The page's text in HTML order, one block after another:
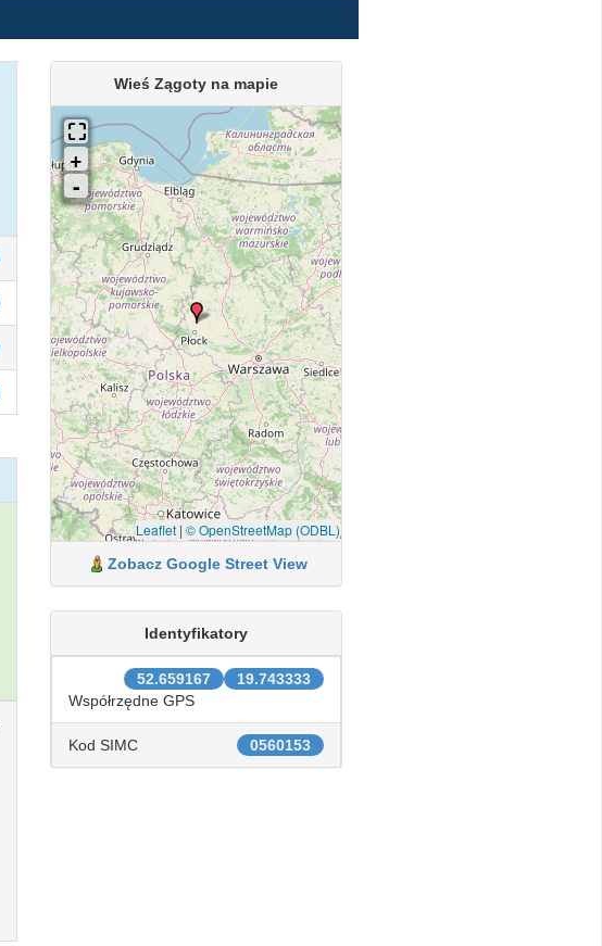
Wieś Zągoty na mapie
Leaflet| © OpenStreetMap (ODBL)
Zobacz Google Street View
Identyfikatory
19.743333
52.659167
Współrzędne GPS
0560153
Kod SIMC